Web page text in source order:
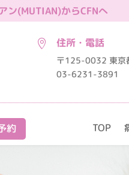
ン(MUTIAN)からCFNへ
 住所・電話
〒125-0032 東京
03-6231-3891
約 TOP